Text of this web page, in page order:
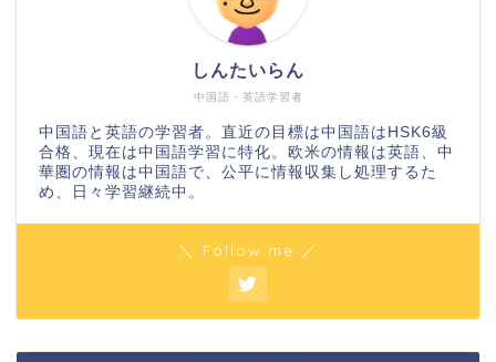
中国語・英語学習者
しんたいらん
中国語と英語の学習者。直近の目標は中国語はHSK6級
合格、現在は中国語学習に特化。欧米の情報は英語、中
華圏の情報は中国語で、公平に情報収集し処理するた
め、日々学習継続中。
＼ Follow me ／